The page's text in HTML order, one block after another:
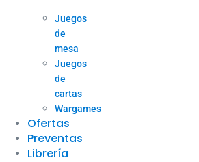
Juegos
de
mesa
Juegos
de
cartas
Wargames
Ofertas
Preventas
Librería